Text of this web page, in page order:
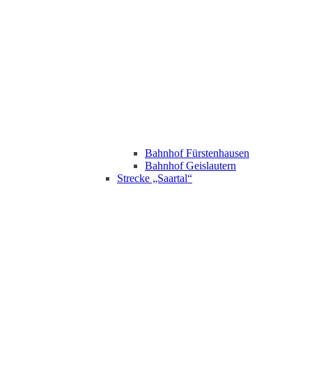
Bahnhof Fürstenhausen
Bahnhof Geislautern
Strecke „Saartal“